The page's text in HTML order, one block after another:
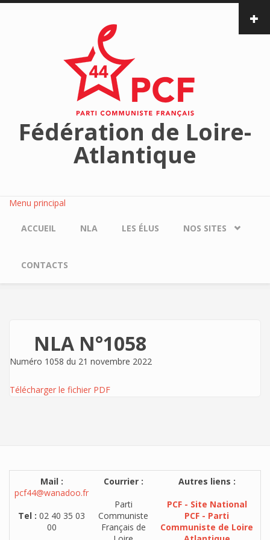
Aller au contenu principal
Fédération de Loire-
Atlantique
Menu principal
ACCUEIL NLA LES ÉLUS NOS SITES
CONTACTS
NLA N°1058
Numéro 1058 du 21 novembre 2022
Télécharger le fichier PDF
Mail :
pcf44@wanadoo.fr
Tel : 02 40 35 03
00
Courrier :
Parti
Communiste
Français de
Autres liens :
PCF - Site National
PCF - Parti
Communiste de Loire